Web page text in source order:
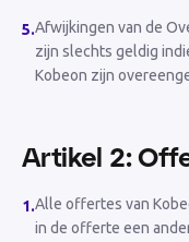
5.Afwijkingen van de
zijn slechts geldig
Kobeon zijn
Artikel 2:
1.Alle offertes van
in de offerte een